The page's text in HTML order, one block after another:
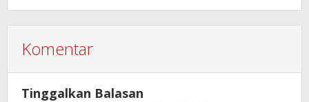
Komentar
Tinggalkan Balasan